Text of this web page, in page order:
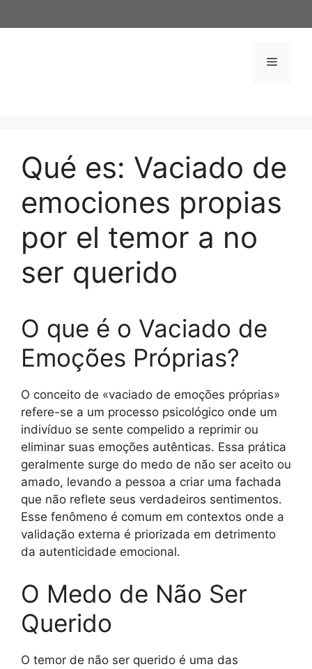
al
Menú
Qué es: Vaciado de
emociones propias
por el temor a no
ser querido
O que é o Vaciado de
Emoções Próprias?
O conceito de «vaciado de emoções próprias»
refere-se a um processo psicológico onde um
indivíduo se sente compelido a reprimir ou
eliminar suas emoções autênticas. Essa prática
geralmente surge do medo de não ser aceito ou
amado, levando a pessoa a criar uma fachada
que não reflete seus verdadeiros sentimentos.
Esse fenômeno é comum em contextos onde a
validação externa é priorizada em detrimento
da autenticidade emocional.
O Medo de Não Ser
Querido
O temor de não ser querido é uma das